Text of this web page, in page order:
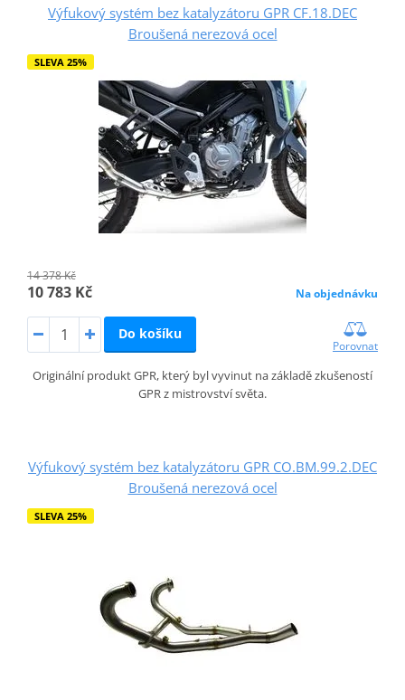
Výfukový systém bez katalyzátoru GPR CF.18.DEC
Broušená nerezová ocel
SLEVA 25%
14 378 Kč
10 783 Kč Na objednávku
Do košíku
Porovnat
Originální produkt GPR, který byl vyvinut na základě zkušeností
GPR z mistrovství světa.
Výfukový systém bez katalyzátoru GPR CO.BM.99.2.DEC
Broušená nerezová ocel
SLEVA 25%